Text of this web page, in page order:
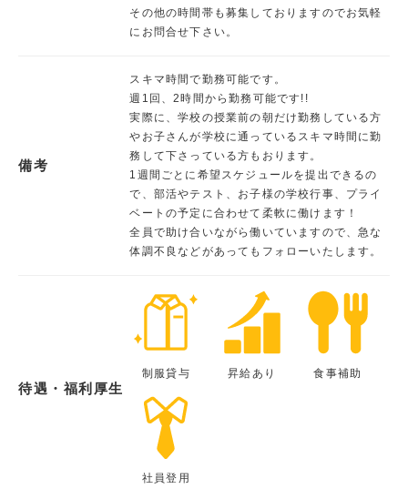
その他の時間帯も募集しておりますのでお気軽
にお問合せ下さい。
備考
スキマ時間で勤務可能です。
週1回、2時間から勤務可能です!!
実際に、学校の授業前の朝だけ勤務している方
やお子さんが学校に通っているスキマ時間に勤
務して下さっている方もおります。
1週間ごとに希望スケジュールを提出できるの
で、部活やテスト、お子様の学校行事、プライ
ベートの予定に合わせて柔軟に働けます！
全員で助け合いながら働いていますので、急な
体調不良などがあってもフォローいたします。
待遇・福利厚生
制服貸与 昇給あり 食事補助
社員登用